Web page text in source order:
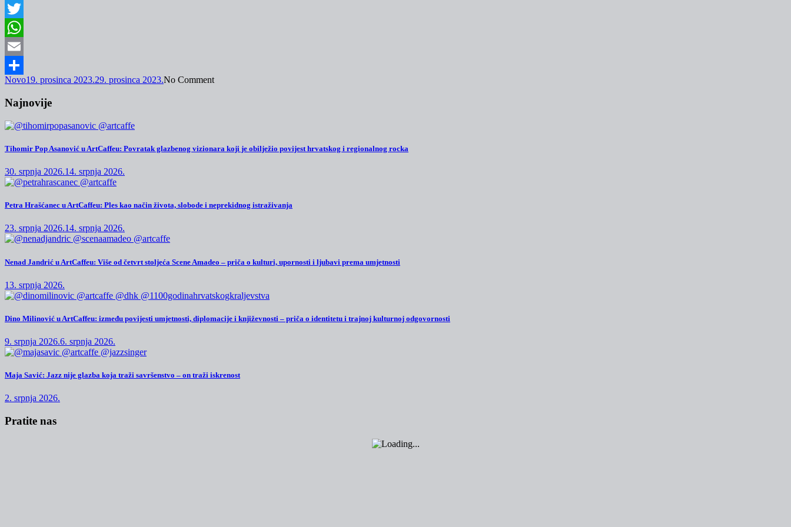
Facebook
Twitter
WhatsApp
Email
Share
Novo19. prosinca 2023.29. prosinca 2023.No Comment
Najnovije
Tihomir Pop Asanović u ArtCaffeu: Povratak glazbenog vizionara koji je obilježio povijest hrvatskog i regionalnog rocka
30. srpnja 2026.14. srpnja 2026.
Petra Hrašćanec u ArtCaffeu: Ples kao način života, slobode i neprekidnog istraživanja
23. srpnja 2026.14. srpnja 2026.
Nenad Jandrić u ArtCaffeu: Više od četvrt stoljeća Scene Amadeo – priča o kulturi, upornosti i ljubavi prema umjetnosti
13. srpnja 2026.
Dino Milinović u ArtCaffeu: između povijesti umjetnosti, diplomacije i književnosti – priča o identitetu i trajnoj kulturnoj odgovornosti
9. srpnja 2026.6. srpnja 2026.
Maja Savić: Jazz nije glazba koja traži savršenstvo – on traži iskrenost
2. srpnja 2026.
Pratite nas